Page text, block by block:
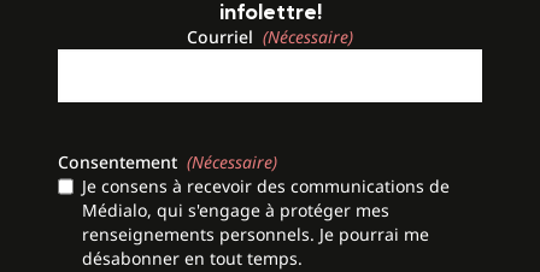
infolettre!
Courriel (Nécessaire)
Consentement (Nécessaire)
Je consens à recevoir des communications de
Médialo, qui s'engage à protéger mes
renseignements personnels. Je pourrai me
désabonner en tout temps.